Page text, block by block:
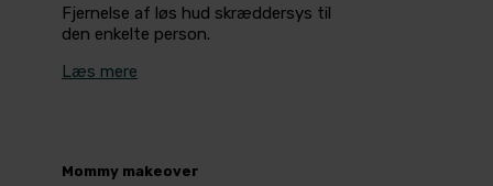
Fjernelse af løs hud skræddersys til
den enkelte person.
Læs mere
Mommy makeover